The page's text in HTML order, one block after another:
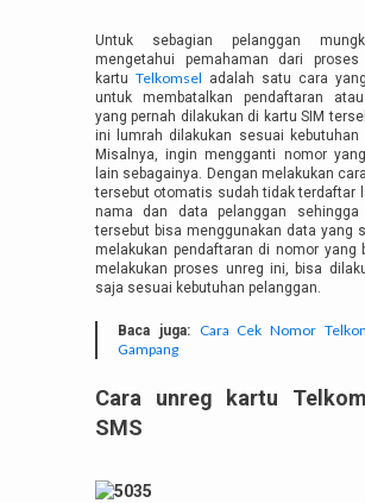
Untuk sebagian pelanggan
mengetahui pemahaman dari
kartu Telkomsel adalah satu cara
untuk membatalkan pendaftaran
yang pernah dilakukan di kartu SIM
ini lumrah dilakukan sesuai kebutuhan
Misalnya, ingin mengganti nomor
lain sebagainya. Dengan melakukan
tersebut otomatis sudah tidak terdaftar
nama dan data pelanggan sehingga
tersebut bisa menggunakan data yang
melakukan pendaftaran di nomor yang
melakukan proses unreg ini, bisa
saja sesuai kebutuhan pelanggan.
Baca juga: Cara Cek Nomor
Gampang
Cara unreg kartu
SMS